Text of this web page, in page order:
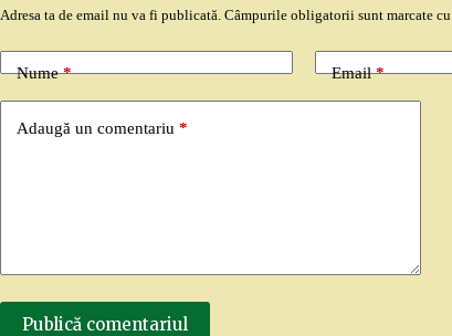
Adresa ta de email nu va fi publicată. Câmpurile obligatorii sunt marcate cu
Nume* Email*
Adaugă un comentariu *
Publică comentariul